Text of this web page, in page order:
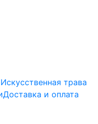
Искусственная трава
Доставка и оплата